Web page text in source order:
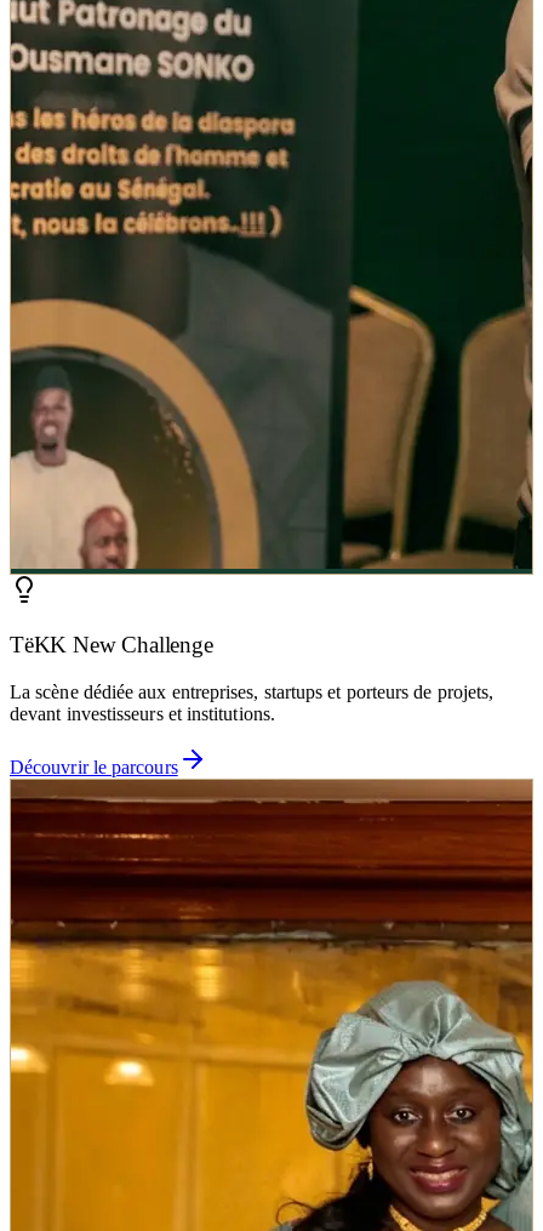
TëKK New Challenge
La scène dédiée aux entreprises, startups et porteurs de projets,
devant investisseurs et institutions.
Découvrir le parcours